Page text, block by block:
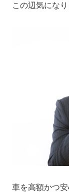
この辺気になり
車を高額かつ